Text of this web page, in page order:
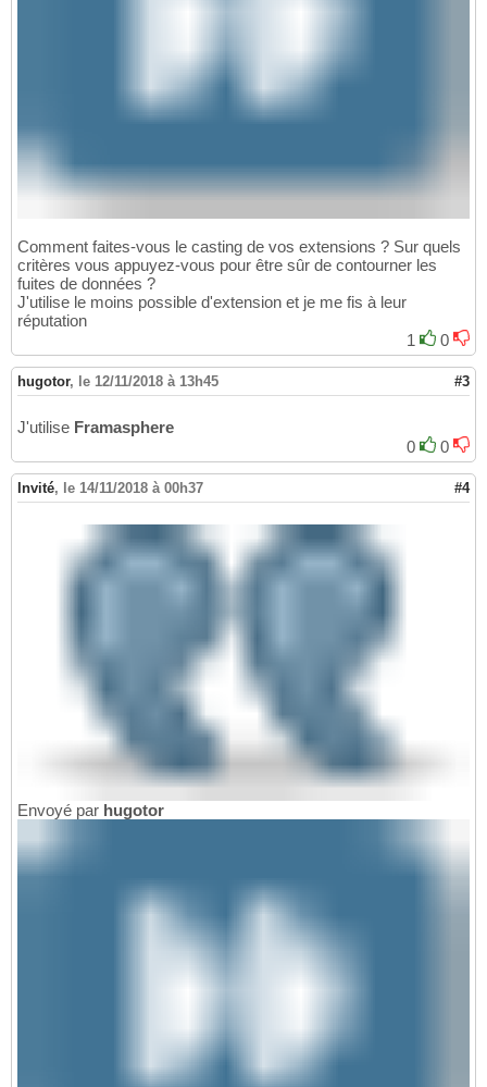
Comment faites-vous le casting de vos extensions ? Sur quels
critères vous appuyez-vous pour être sûr de contourner les
fuites de données ?
J'utilise le moins possible d'extension et je me fis à leur
réputation
1
0
hugotor, le 12/11/2018 à 13h45 #3
J'utilise Framasphere
0
0
Invité, le 14/11/2018 à 00h37 #4
Envoyé par hugotor